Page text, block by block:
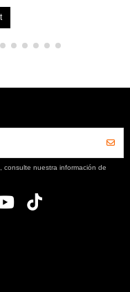
consulte nuestra información de